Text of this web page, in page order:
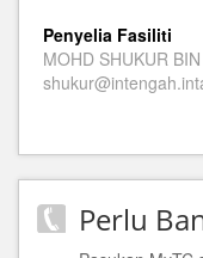
Penyelia Fasiliti
MOHD SHUKUR
Perlu